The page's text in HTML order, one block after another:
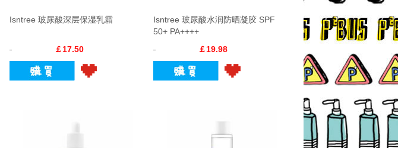
Isntree 玻尿酸深层保湿乳霜
￡17.50
Isntree 玻尿酸水润防晒凝胶 SPF
50+ PA++++
￡19.98